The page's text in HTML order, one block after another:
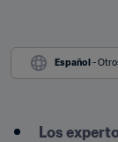
Español -
Los